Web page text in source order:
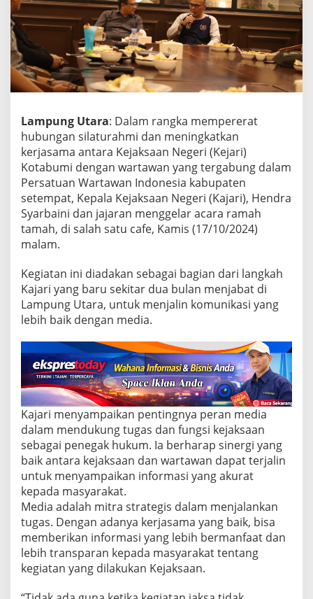
K
o
t
a
b
u
m
a
n
P
W
I
L
a
m
p
,
I
n
y
a
n
g
D
i
b
a
h
s
!
Lampung Utara: Dalam rangka mempererat
hubungan silaturahmi dan meningkatkan
kerjasama antara Kejaksaan Negeri (Kejari)
Kotabumi dengan wartawan yang tergabung dalam
Persatuan Wartawan Indonesia kabupaten
setempat, Kepala Kejaksaan Negeri (Kajari), Hendra
Syarbaini dan jajaran menggelar acara ramah
tamah, di salah satu cafe, Kamis (17/10/2024)
malam.
Kegiatan ini diadakan sebagai bagian dari langkah
Kajari yang baru sekitar dua bulan menjabat di
Lampung Utara, untuk menjalin komunikasi yang
lebih baik dengan media.
Kajari menyampaikan pentingnya peran media
dalam mendukung tugas dan fungsi kejaksaan
sebagai penegak hukum. Ia berharap sinergi yang
baik antara kejaksaan dan wartawan dapat terjalin
untuk menyampaikan informasi yang akurat
kepada masyarakat.
Media adalah mitra strategis dalam menjalankan
tugas. Dengan adanya kerjasama yang baik, bisa
memberikan informasi yang lebih bermanfaat dan
lebih transparan kepada masyarakat tentang
kegiatan yang dilakukan Kejaksaan.